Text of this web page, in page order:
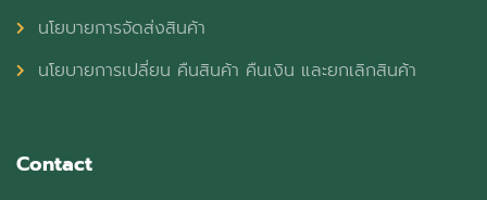
นโยบายการจัดส่งสินค้า
นโยบายการเปลี่ยน คืนสินค้า คืนเงิน และยกเลิกสินค้า
Contact